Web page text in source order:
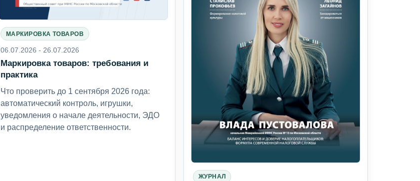
МАРКИРОВКА ТОВАРОВ
06.07.2026 - 26.07.2026
Маркировка товаров: требования и
практика
Что проверить до 1 сентября 2026 года:
автоматический контроль, игрушки,
уведомления о начале деятельности, ЭДО
и распределение ответственности.
ЖУРНАЛ